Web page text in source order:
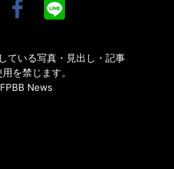
ている写真・見出し・記事
を禁じます。
News